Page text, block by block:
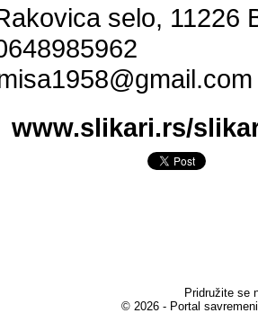
selo, 11226
www.slikari.rs/
Pridružite se
© 2026 - Portal